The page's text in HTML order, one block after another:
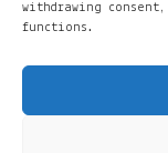
withdrawing
functions.